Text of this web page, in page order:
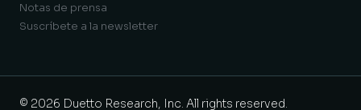
Notas de prensa
Suscríbete a la newsletter
© 2026 Duetto Research, Inc. All rights reserved.